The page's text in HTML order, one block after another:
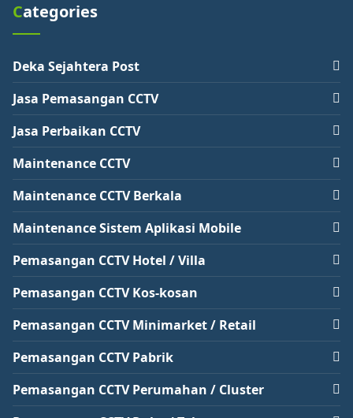
Categories
Deka Sejahtera Post
Jasa Pemasangan CCTV
Jasa Perbaikan CCTV
Maintenance CCTV
Maintenance CCTV Berkala
Maintenance Sistem Aplikasi Mobile
Pemasangan CCTV Hotel / Villa
Pemasangan CCTV Kos-kosan
Pemasangan CCTV Minimarket / Retail
Pemasangan CCTV Pabrik
Pemasangan CCTV Perumahan / Cluster